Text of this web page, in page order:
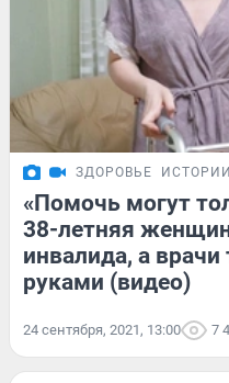
ЗДОРОВЬЕ ИСТОРИИ
«Помочь могут
38-летняя
инвалида, а
руками (видео)
24 сентября, 2021, 13:00 7